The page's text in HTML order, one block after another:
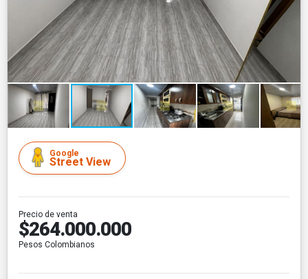
Google
Street View
Precio de venta
$264.000.000
Pesos Colombianos